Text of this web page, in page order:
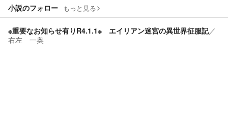
小説のフォロー もっと見る
※重要なお知らせ有りR4.1.1※ エイリアン迷宮の異世界征服記／
右左 一奥